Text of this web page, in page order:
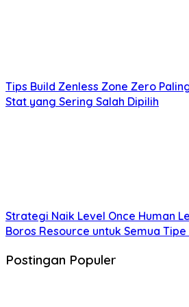
Tips Build Zenless Zone Zero
Stat yang Sering Salah Dipilih
Strategi Naik Level Once Human
Boros Resource untuk Semua Tipe
Postingan Populer